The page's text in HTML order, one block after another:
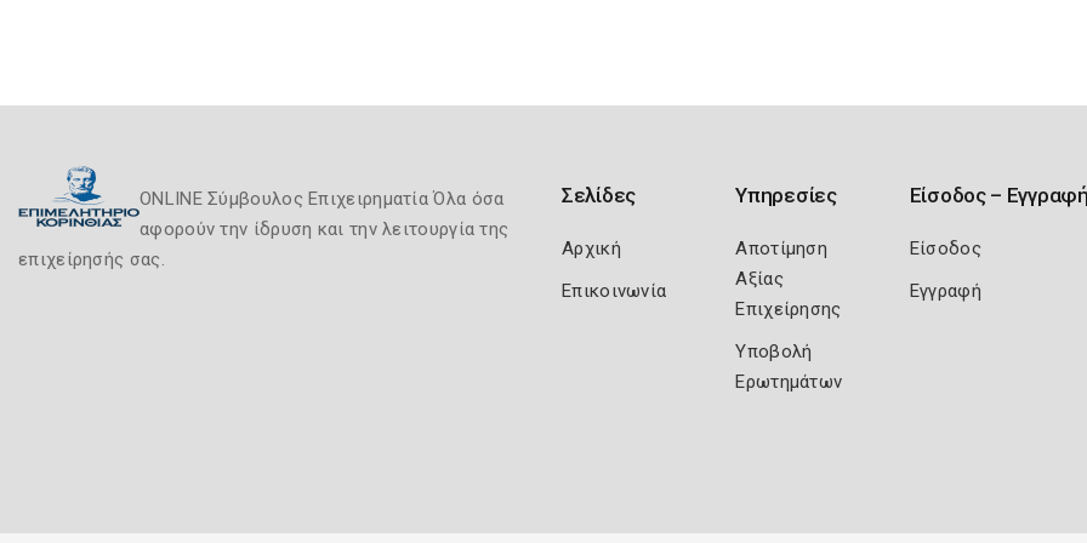
ONLINE Σύμβουλος Επιχειρηματία Όλα όσα
αφορούν την ίδρυση και την λειτουργία της
επιχείρησής σας.
Σελίδες
Αρχική
Επικοινωνία
Υπηρεσίες
Αποτίμηση
Αξίας
Επιχείρησης
Υποβολή
Ερωτημάτων
Είσοδος –
Είσοδος
Εγγραφή